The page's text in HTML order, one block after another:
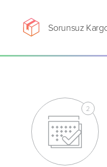
Sorunsuz